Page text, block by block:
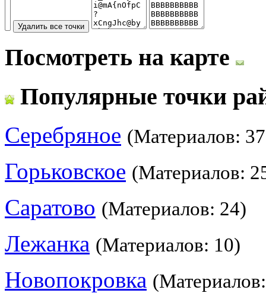
Посмотреть на карте
Популярные точки
Серебряное (Материалов:
Горьковское (Материалов:
Саратово (Материалов: 24)
Лежанка (Материалов: 10)
Новопокровка